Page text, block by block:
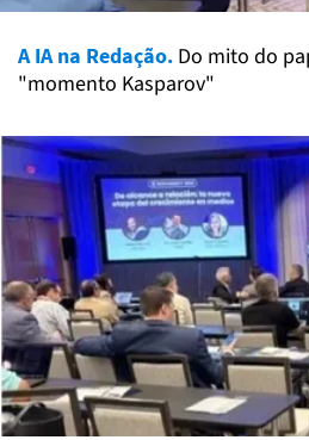
A IA na Redação. Do mito do
"momento Kasparov"